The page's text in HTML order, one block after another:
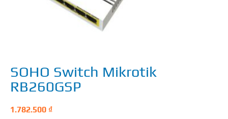
SOHO Switch Mikrotik
RB260GSP
1.782.500 ₫